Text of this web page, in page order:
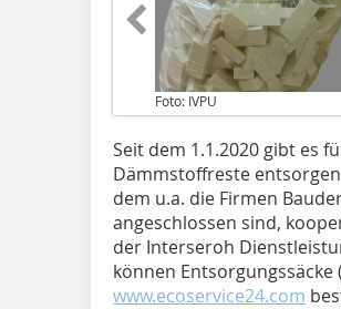
Foto: IVPU
Seit dem 1.1.2020 gibt es
Dämmstoffreste
dem u.a. die Firmen
angeschlossen sind,
der Interseroh
können
www.ecoservice24.com